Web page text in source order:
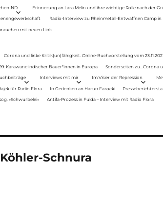
ND Erinnerung an Lara Melin und ihre wichtige Rolle nach der
Radio-Interview zu Rheinmetall-Entwaffnen Camp in
mit neuen Link
Corona und linke Kritik(un)fähigkeit. Online-Buchvorstellung vom
Karawane indischer Bauer*innen in Europa Sonderseiten zu…Corona
Interviews mit mir Im Visier der Repression
für Radio Flora In Gedenken an Harun Farocki
»Schwurbelei« Antifa-Prozess in Fulda – Interview mit Radio Flora
Schnura